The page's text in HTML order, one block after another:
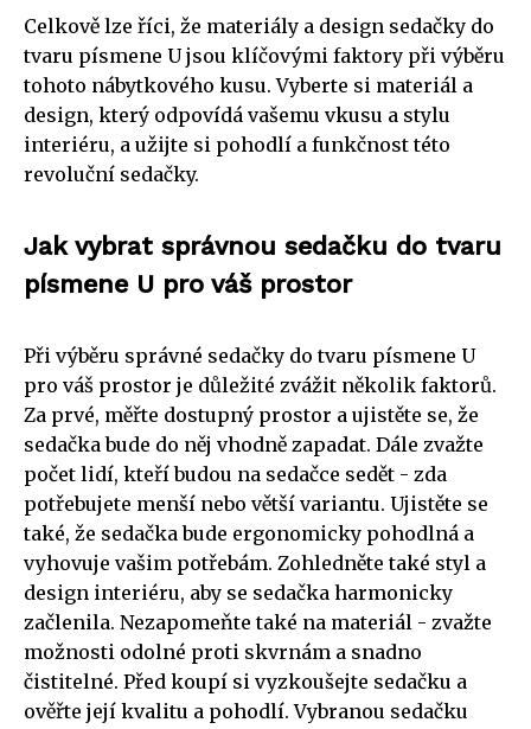
Celkově lze říci, že materiály a design sedačky do
tvaru písmene U jsou klíčovými faktory při výběru
tohoto nábytkového kusu. Vyberte si materiál a
design, který odpovídá vašemu vkusu a stylu
interiéru, a užijte si pohodlí a funkčnost této
revoluční sedačky.
Jak vybrat správnou sedačku do tvaru
písmene U pro váš prostor
Při výběru správné sedačky do tvaru písmene U
pro váš prostor je důležité zvážit několik faktorů.
Za prvé, měřte dostupný prostor a ujistěte se, že
sedačka bude do něj vhodně zapadat. Dále zvažte
počet lidí, kteří budou na sedačce sedět - zda
potřebujete menší nebo větší variantu. Ujistěte se
také, že sedačka bude ergonomicky pohodlná a
vyhovuje vašim potřebám. Zohledněte také styl a
design interiéru, aby se sedačka harmonicky
začlenila. Nezapomeňte také na materiál - zvažte
možnosti odolné proti skvrnám a snadno
čistitelné. Před koupí si vyzkoušejte sedačku a
ověřte její kvalitu a pohodlí. Vybranou sedačku